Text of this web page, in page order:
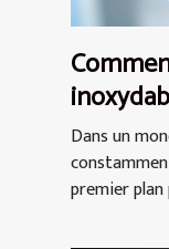
tenue ?
Dans un
premier plan